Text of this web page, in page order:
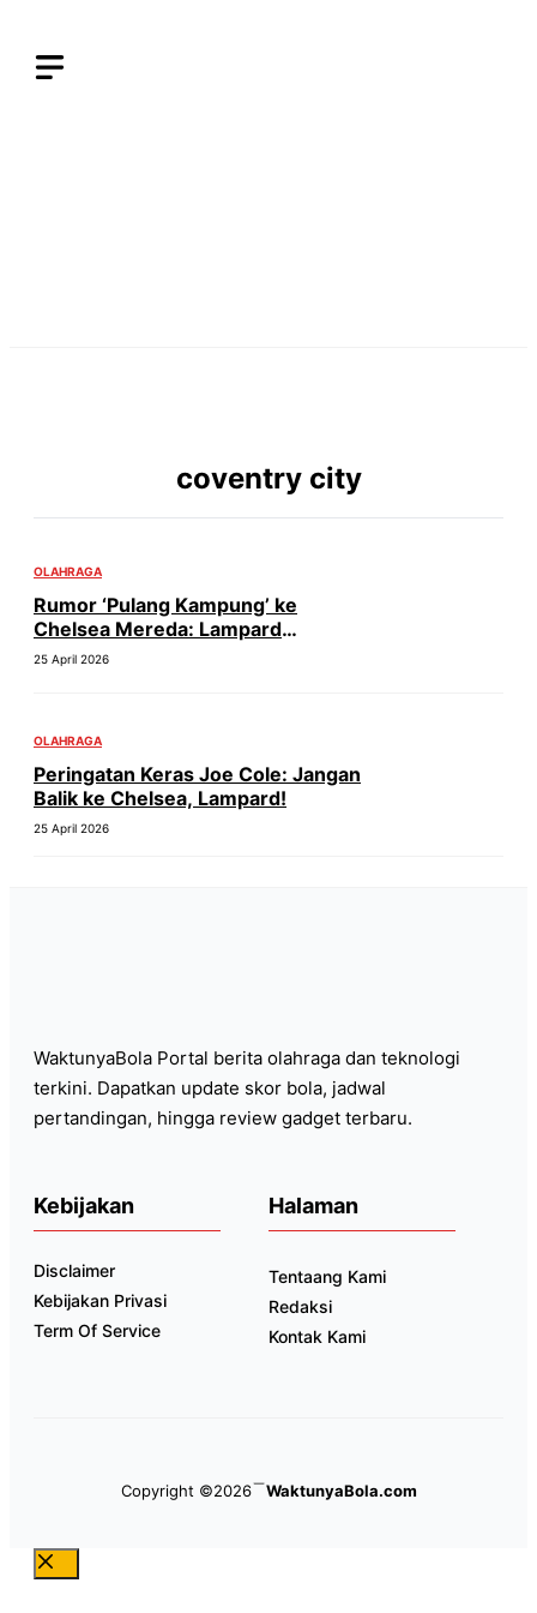
coventry city
OLAHRAGA
Rumor ‘Pulang Kampung’ ke
Chelsea Mereda: Lampard
Tegaskan Fokus!
25 April 2026
OLAHRAGA
Peringatan Keras Joe Cole: Jangan
Balik ke Chelsea, Lampard!
25 April 2026
WaktunyaBola Portal berita olahraga dan teknologi
terkini. Dapatkan update skor bola, jadwal
pertandingan, hingga review gadget terbaru.
Kebijakan
Disclaimer
Kebijakan Privasi
Term Of Service
Halaman
Tentaang Kami
Redaksi
Kontak Kami
Copyright ©2026 WaktunyaBola.com
Close